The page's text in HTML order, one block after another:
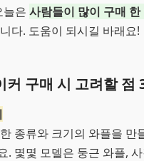
늘은 사람들이 많이 구매
다. 도움이 되시길 바래요!
커 구매 시 고려할 점
종류와 크기의 와플을
. 몇몇 모델은 둥근 와플,